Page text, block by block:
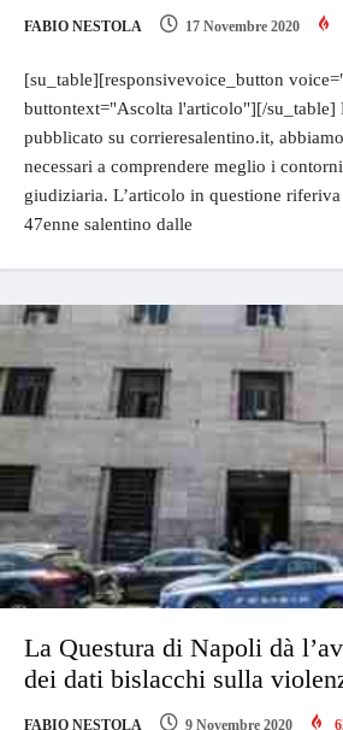
FABIO NESTOLA 17 Novembre 2020
[su_table][responsivevoice_button
buttontext="Ascolta l'articolo"][/su_table]
pubblicato su corrieresalentino.it,
necessari a comprendere meglio i
giudiziaria. L’articolo in questione
47enne salentino dalle
La Questura di Napoli dà
dei dati bislacchi sulla
FABIO NESTOLA 9 Novembre 2020